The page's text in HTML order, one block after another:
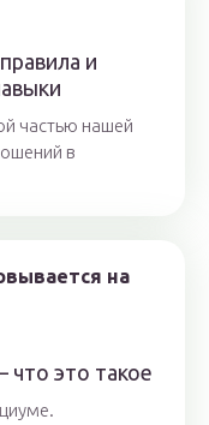
и
частью нашей
в
это такое